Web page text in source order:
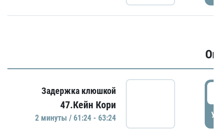
Задержка клюшкой
47.Кейн Кори
2 минуты / 61:24 - 63:24